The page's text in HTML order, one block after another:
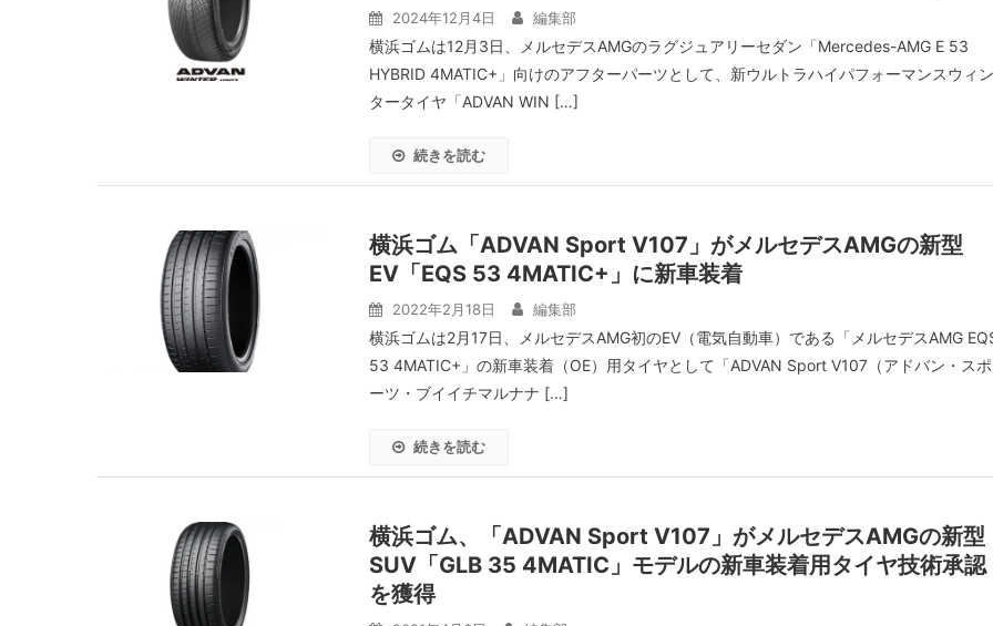
2024年12月4日 編集部
横浜ゴムは12月3日、メルセデスAMGのラグジュアリーセダン「Mercedes-AMG E 53
HYBRID 4MATIC+」向けのアフターパーツとして、新ウルトラハイパフォーマンスウィン
タータイヤ「ADVAN WIN […]
続きを読む
横浜ゴム「ADVAN Sport V107」がメルセデスAMGの新型
EV「EQS 53 4MATIC+」に新車装着
2022年2月18日 編集部
横浜ゴムは2月17日、メルセデスAMG初のEV（電気自動車）である「メルセデスAMG
53 4MATIC+」の新車装着（OE）用タイヤとして「ADVAN Sport V107（アドバン・スポ
ーツ・ブイイチマルナナ […]
続きを読む
横浜ゴム、「ADVAN Sport V107」がメルセデスAMGの新型
SUV「GLB 35 4MATIC」モデルの新車装着用タイヤ技術承認
を獲得